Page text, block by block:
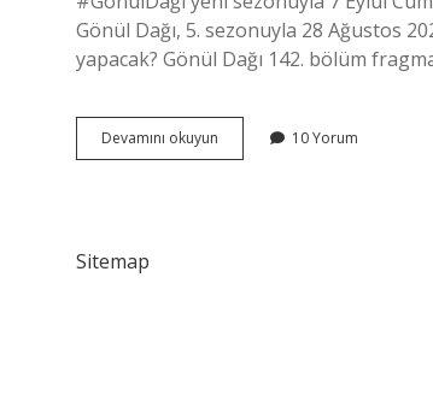
Gönül Dağı, 5. sezonuyla 28 Ağustos
yapacak? Gönül Dağı 142. bölüm
Devamını okuyun
Dağı
10 Yorum
Sitemap